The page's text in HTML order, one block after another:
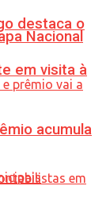
destaca o
em visita à
Nacional
acumula